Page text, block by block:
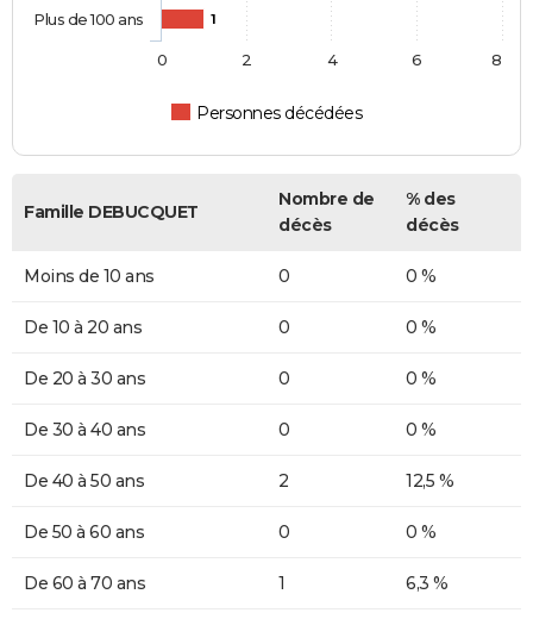
1
Personnes décédées
Plus de 100 ans
0 2 4 6 8
Famille DEBUCQUET
Nombre de
décès
% des
décès
Moins de 10 ans 0 0 %
De 10 à 20 ans 0 0 %
De 20 à 30 ans 0 0 %
De 30 à 40 ans 0 0 %
De 40 à 50 ans 2 12,5 %
De 50 à 60 ans 0 0 %
De 60 à 70 ans 1 6,3 %